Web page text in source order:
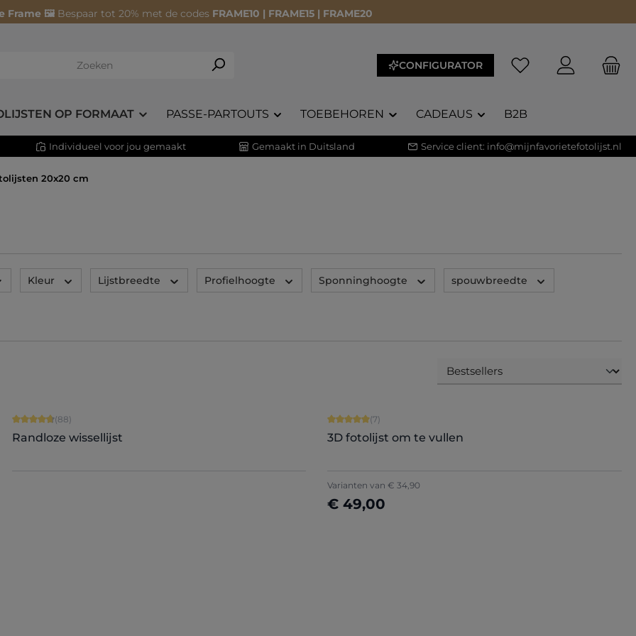
Frame 🖼️ Bespaar tot 20% met de codes FRAME10 | FRAME15 | FRAME20
CONFIGURATOR Je hebt 0 items op
OP FORMAAT PASSE-PARTOUTS TOEBEHOREN CADEAUS B2B
Individueel voor jou gemaakt Gemaakt in Duitsland Service client: info@mijnfavorietefotolijst.nl
20x20 cm
Kleur Lijstbreedte Profielhoogte Sponninghoogte spouwbreedte
Gemiddelde waardering van 4.84 van 5 sterren
(88)
Randloze wissellijst
Gemiddelde waardering van 5 van 5 sterren
(7)
3D fotolijst om te vullen
Varianten van € 34,90
€ 49,00